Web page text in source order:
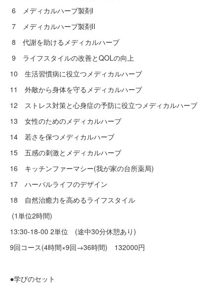
6 メディカルハーブ製剤Ⅰ
7 メディカルハーブ製剤Ⅱ
8 代謝を助けるメディカルハーブ
9 ライフスタイルの改善とQOLの向上
10 生活習慣病に役立つメディカルハーブ
11 外敵から身体を守るメディカルハーブ
12 ストレス対策と心身症の予防に役立つメディカルハーブ
13 女性のためのメディカルハーブ
14 若さを保つメディカルハーブ
15 五感の刺激とメディカルハーブ
16 キッチンファーマシー(我が家の台所薬局)
17 ハーバルライフのデザイン
18 自然治癒力を高めるライフスタイル
(1単位2時間)
13:30-18-00 2単位 (途中30分休憩あり)
9回コース(4時間×9回→36時間) 132000円
●学びのセット